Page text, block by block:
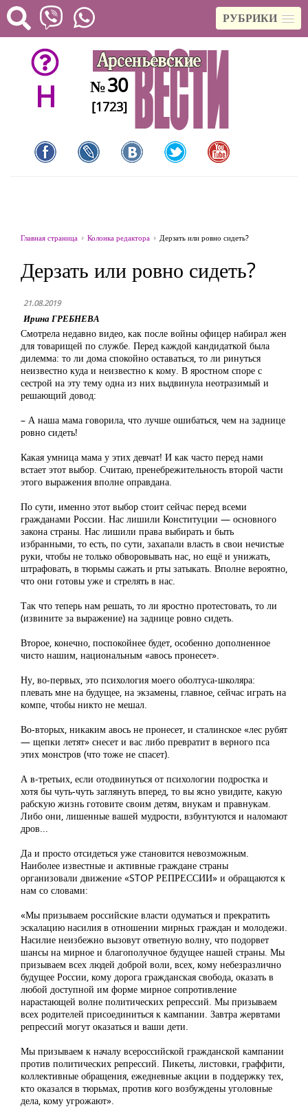
РУБРИКИ
H №30
[1723]
Главная страница Колонка редактора Дерзать или ровно сидеть?
Дерзать или ровно сидеть?
21.08.2019
Ирина ГРЕБНЕВА
Смотрела недавно видео, как после войны офицер набирал жен
для товарищей по службе. Перед каждой кандидаткой была
дилемма: то ли дома спокойно оставаться, то ли ринуться
неизвестно куда и неизвестно к кому. В яростном споре с
сестрой на эту тему одна из них выдвинула неотразимый и
решающий довод:
– А наша мама говорила, что лучше ошибаться, чем на заднице
ровно сидеть!
Какая умница мама у этих девчат! И как часто перед нами
встает этот выбор. Считаю, пренебрежительность второй части
этого выражения вполне оправдана.
По сути, именно этот выбор стоит сейчас перед всеми
гражданами России. Нас лишили Конституции — основного
закона страны. Нас лишили права выбирать и быть
избранными, то есть, по сути, захапали власть в свои нечистые
руки, чтобы не только обворовывать нас, но ещё и унижать,
штрафовать, в тюрьмы сажать и рты затыкать. Вполне вероятно,
что они готовы уже и стрелять в нас.
Так что теперь нам решать, то ли яростно протестовать, то ли
(извините за выражение) на заднице ровно сидеть.
Второе, конечно, поспокойнее будет, особенно дополненное
чисто нашим, национальным «авось пронесет».
Ну, во-первых, это психология моего оболтуса-школяра:
плевать мне на будущее, на экзамены, главное, сейчас играть на
компе, чтобы никто не мешал.
Во-вторых, никаким авось не пронесет, и сталинское «лес рубят
— щепки летят» снесет и вас либо превратит в верного пса
этих монстров (что тоже не спасет).
А в-третьих, если отодвинуться от психологии подростка и
хотя бы чуть-чуть заглянуть вперед, то вы ясно увидите, какую
рабскую жизнь готовите своим детям, внукам и правнукам.
Либо они, лишенные вашей мудрости, взбунтуются и наломают
дров...
Да и просто отсидеться уже становится невозможным.
Наиболее известные и активные граждане страны
организовали движение «STOP РЕПРЕССИИ» и обращаются к
нам со словами:
«Мы призываем российские власти одуматься и прекратить
эскалацию насилия в отношении мирных граждан и молодежи.
Насилие неизбежно вызовут ответную волну, что подорвет
шансы на мирное и благополучное будущее нашей страны. Мы
призываем всех людей доброй воли, всех, кому небезразлично
будущее России, кому дорога гражданская свобода, оказать в
любой доступной им форме мирное сопротивление
нарастающей волне политических репрессий. Мы призываем
всех родителей присоединиться к кампании. Завтра жервтами
репрессий могут оказаться и ваши дети.
Мы призываем к началу всероссийской гражданской кампании
против политических репрессий. Пикеты, листовки, граффити,
коллективные обращения, ежедневные акции в поддержку тех,
кто оказался в тюрьмах, против кого возбуждены уголовные
дела, кому угрожают».